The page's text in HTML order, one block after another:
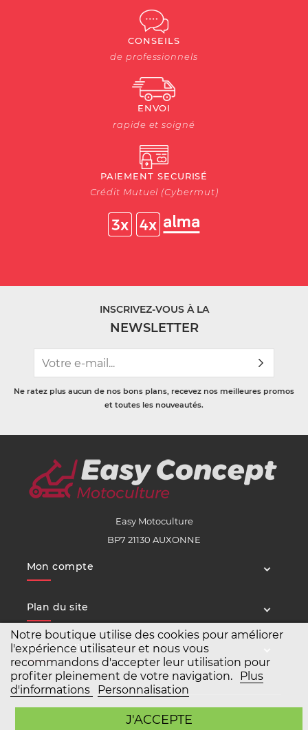
Notre boutique utilise des cookies pour améliorer
l'expérience utilisateur et nous vous
recommandons d'accepter leur utilisation pour
profiter pleinement de votre navigation.
Plus
d'informations
Personnalisation
J'ACCEPTE
CONSEILS
de professionnels
ENVOI
rapide et soigné
PAIEMENT SECURISÉ
Crédit Mutuel (Cybermut)
INSCRIVEZ-VOUS À LA
NEWSLETTER
Ne ratez plus aucun de nos bons plans, recevez nos meilleures promos
et toutes les nouveautés.
Easy Motoculture
BP7 21130 AUXONNE
Mon compte
Plan du site
Service client
Copyright Easy Motoculture 2026